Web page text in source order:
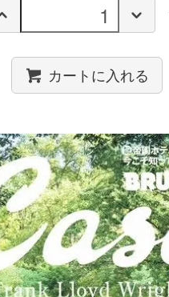
カートに入れる